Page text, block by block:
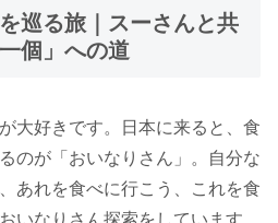
巡る旅｜スーさんと共
個」への道
大好きです。日本に来ると、食
のが「おいなりさん」。自分な
あれを食べに行こう、これを食